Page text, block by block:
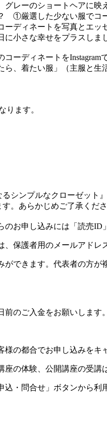
レーのショートヘアに
①厳選した少ない服で
ディネートを写真とエ
小さな幸せをプラスしま
ーディネートを
、着たい服」（主服と
ります。
シンプルなクローゼット
。あらかじめご了承くださ
お申し込みには「読売ID
保護者用のメールアドレ
できます。代表者の方
のご入金をお願いします。
の都合でお申し込みをキ
の体験、公開講座の受講
・問合せ」ボタンから利